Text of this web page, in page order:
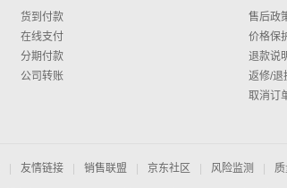
货到付款
在线支付
分期付款
公司转账
售后政
价格保
退款说
返修/退
取消订
友情链接 销售联盟 京东社区 风险监测